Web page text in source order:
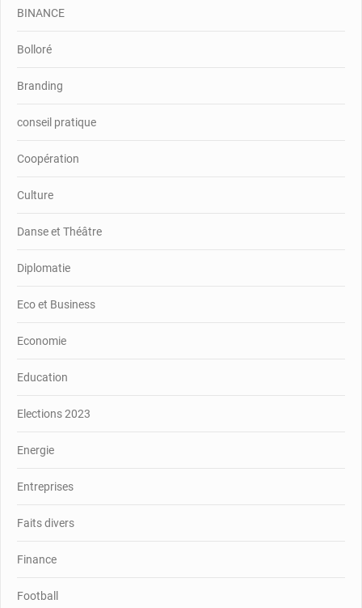
BINANCE
Bolloré
Branding
conseil pratique
Coopération
Culture
Danse et Théâtre
Diplomatie
Eco et Business
Economie
Education
Elections 2023
Energie
Entreprises
Faits divers
Finance
Football